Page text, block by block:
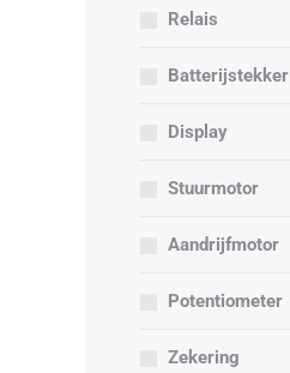
Relais
Batterijstekker
Display
Stuurmotor
Aandrijfmotor
Potentiometer
Zekering